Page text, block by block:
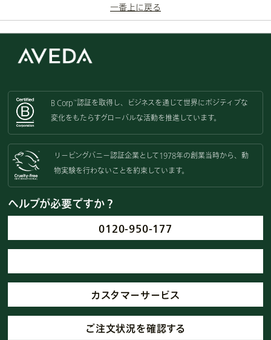
一番上に戻る
B Corp ™認証を取得し、
ビジネスを通じて世界にポジティブな
変化をもたらすグローバルな活動を推進しています。
リーピングバニー認証企業として 1978年の創業当時から、動
物実験を行わないことを約束しています。
ヘルプが必要ですか？
0120-950-177
カスタマーサービス
ご注文状況を確認する